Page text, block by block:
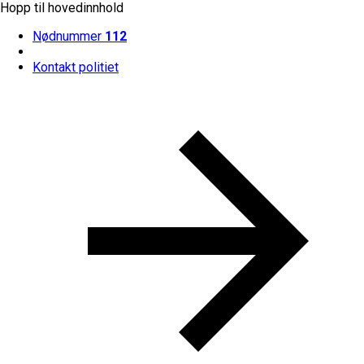
Hopp til hovedinnhold
Nødnummer 112
Kontakt politiet